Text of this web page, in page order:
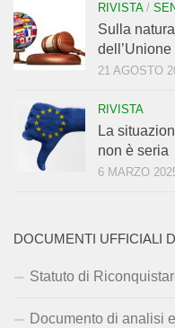
RIVISTA/
Sulla
21 AGOSTO
RIVISTA
La
non è seria
6 MARZO
DOCUMENTI UFFICIALI
Statuto di
Documento di analisi